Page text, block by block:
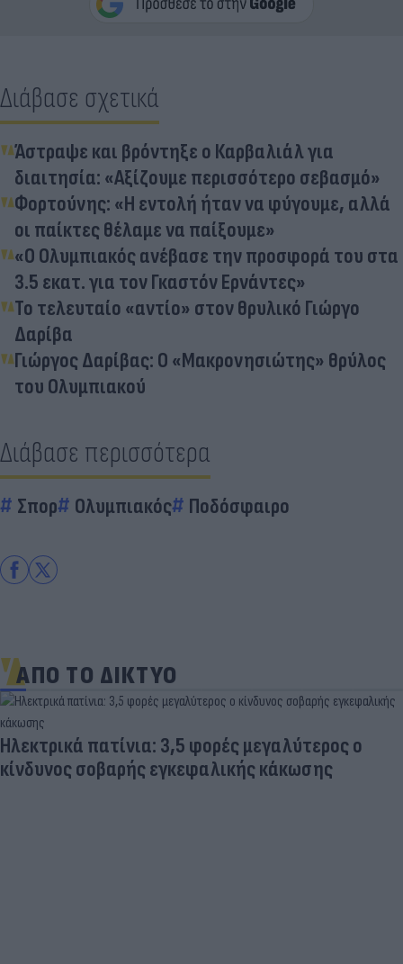
Διάβασε σχετικά
Άστραψε και βρόντηξε ο Καρβαλιάλ για
διαιτησία: «Αξίζουμε περισσότερο σεβασμό»
Φορτούνης: «Η εντολή ήταν να φύγουμε, αλλά
οι παίκτες θέλαμε να παίξουμε»
«Ο Ολυμπιακός ανέβασε την προσφορά του στα
3.5 εκατ. για τον Γκαστόν Ερνάντες»
Το τελευταίο «αντίο» στον θρυλικό Γιώργο
Δαρίβα
Γιώργος Δαρίβας: Ο «Μακρονησιώτης» θρύλος
του Ολυμπιακού
Διάβασε περισσότερα
Σπορ Ολυμπιακός Ποδόσφαιρο
ΑΠΟ ΤΟ ΔΙΚΤΥΟ
Ηλεκτρικά πατίνια: 3,5 φορές μεγαλύτερος ο
κίνδυνος σοβαρής εγκεφαλικής κάκωσης